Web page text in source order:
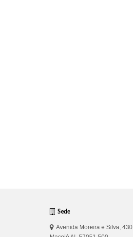
Sede
Avenida Moreira e Silva, 430